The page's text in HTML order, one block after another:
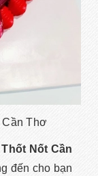
Cần Thơ
Nốt Cần
đến cho bạn